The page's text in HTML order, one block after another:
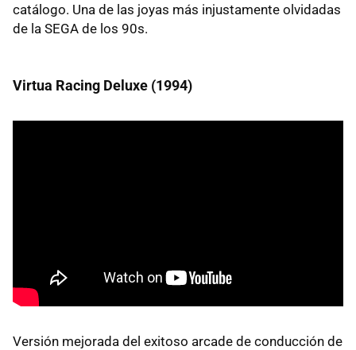
catálogo. Una de las joyas más injustamente olvidadas
de la SEGA de los 90s.
Virtua Racing Deluxe (1994)
Versión mejorada del exitoso arcade de conducción de